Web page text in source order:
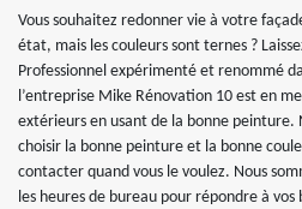
Vous souhaitez redonner vie à votre
état, mais les couleurs sont ternes ?
Professionnel expérimenté et renommé
l’entreprise Mike Rénovation 10 est en
extérieurs en usant de la bonne peinture.
choisir la bonne peinture et la bonne
contacter quand vous le voulez. Nous
les heures de bureau pour répondre à vos